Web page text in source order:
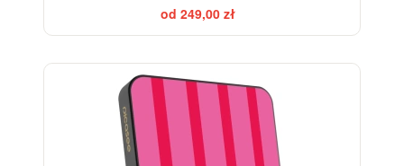
od 249,00 zł